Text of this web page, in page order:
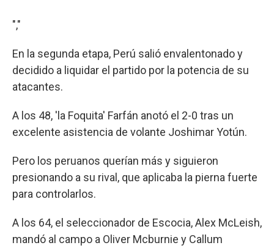
","
En la segunda etapa, Perú salió envalentonado y
decidido a liquidar el partido por la potencia de su
atacantes.
A los 48, 'la Foquita' Farfán anotó el 2-0 tras un
excelente asistencia de volante Joshimar Yotún.
Pero los peruanos querían más y siguieron
presionando a su rival, que aplicaba la pierna fuerte
para controlarlos.
A los 64, el seleccionador de Escocia, Alex McLeish,
mandó al campo a Oliver Mcburnie y Callum